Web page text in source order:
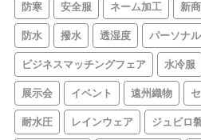
防寒 安全服 ネーム加工 新
防水 撥水 透湿度 パーソナ
ビジネスマッチングフェア 水冷服
展示会 イベント 遠州織物
耐水圧 レインウェア ジュビロ